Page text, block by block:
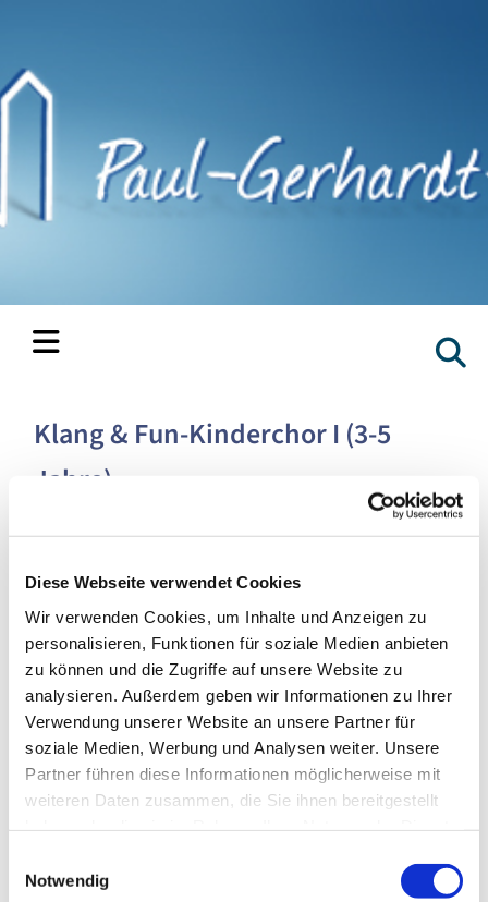
Diese Webseite verwendet Cookies
Wir verwenden Cookies, um Inhalte und Anzeigen zu
personalisieren, Funktionen für soziale Medien anbieten
zu können und die Zugriffe auf unsere Website zu
analysieren. Außerdem geben wir Informationen zu Ihrer
Verwendung unserer Website an unsere Partner für
soziale Medien, Werbung und Analysen weiter. Unsere
Partner führen diese Informationen möglicherweise mit
weiteren Daten zusammen, die Sie ihnen bereitgestellt
Notwendig
Klang & Fun-Kinderchor I (3-5
Jahre)
Donnerstag, 29. April 2027, 14:30 - 15:00
Uhr
Paul-Gerhardt-Kirchengemeinde,
Gemeindesaal, Ivensring 9, 24149 Kiel
Heino Pietschmann